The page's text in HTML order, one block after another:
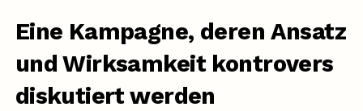
Eine Kampagne, deren Ansatz
und Wirksamkeit kontrovers
diskutiert werden